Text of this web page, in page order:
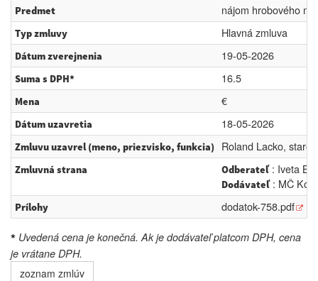
Predmet nájom hrobového
Typ zmluvy Hlavná zmluva
Dátum zverejnenia 19-05-2026
Suma s DPH* 16.5
Mena €
Dátum uzavretia 18-05-2026
Zmluvu uzavrel (meno, priezvisko, funkcia) Roland Lacko,
Zmluvná strana Odberateľ: Iveta
Dodávateľ: MČ
Prílohy dodatok-758.pdf
* Uvedená cena je konečná. Ak je dodávateľ platcom DPH, cena
je vrátane DPH.
zoznam zmlúv